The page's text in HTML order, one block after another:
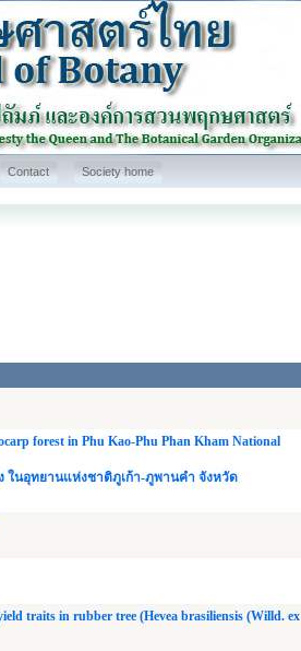
Contact Society home
forest in Phu Kao-Phu Phan Kham National
ในอุทยานแห่งชาติภูเก้า-ภูพานคำ จังหวัด
traits in rubber tree (Hevea brasiliensis (Willd. ex